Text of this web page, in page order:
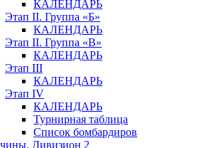
КАЛЕНДАРЬ
Этап II. Группа «Б»
КАЛЕНДАРЬ
Этап II. Группа «В»
КАЛЕНДАРЬ
Этап III
КАЛЕНДАРЬ
Этап IV
КАЛЕНДАРЬ
Турнирная таблица
Список бомбардиров
Дивизион 2